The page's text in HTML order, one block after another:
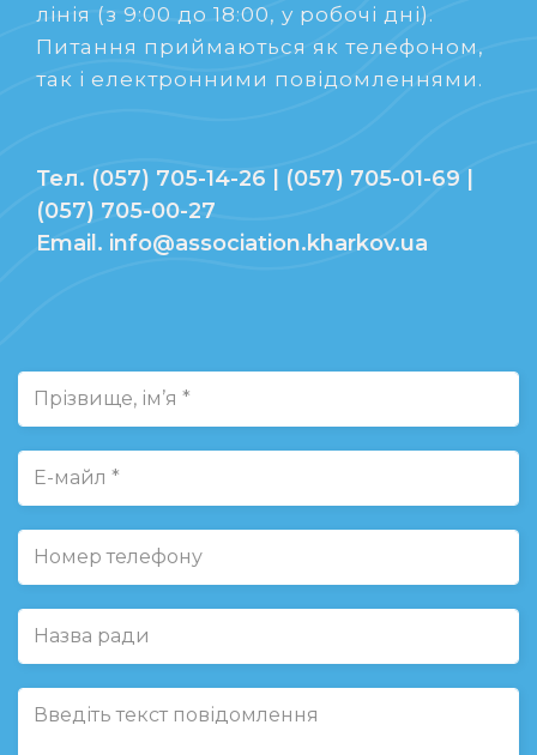
лінія (з 9:00 до 18:00, у робочі дні).
Питання приймаються як телефоном,
так і електронними повідомленнями.
Тел. (057) 705-14-26 | (057) 705-01-69 |
(057) 705-00-27
Email. info@association.kharkov.ua